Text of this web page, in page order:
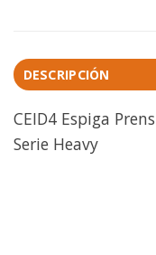
DESCRIPCIÓN
CEID4 Espiga
Serie Heavy